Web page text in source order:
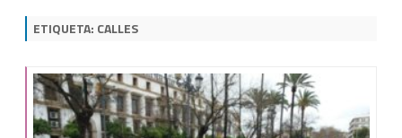
ETIQUETA: CALLES